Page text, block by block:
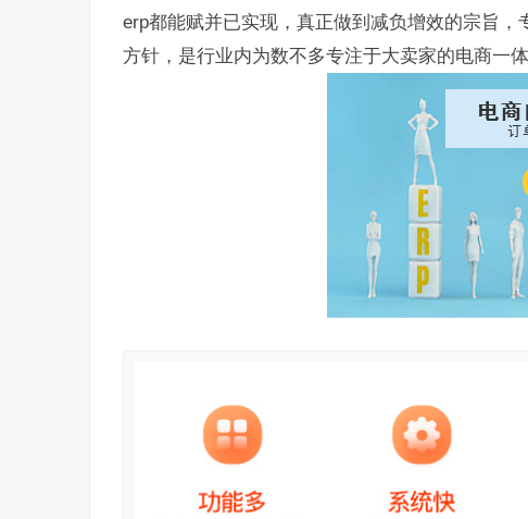
erp都能赋并已实现，真正做到减负增效的宗旨
方针，是行业内为数不多专注于大卖家的电商一体